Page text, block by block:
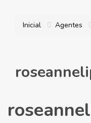
Inicial Agentes